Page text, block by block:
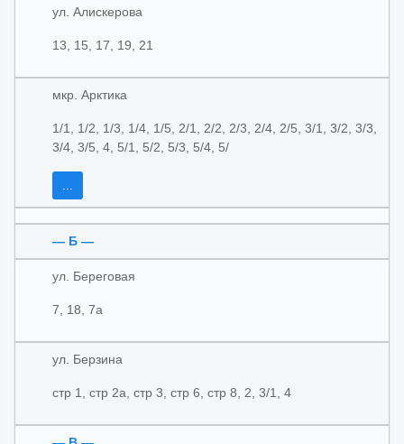
ул. Алискерова
13, 15, 17, 19, 21
мкр. Арктика
1/1, 1/2, 1/3, 1/4, 1/5, 2/1, 2/2, 2/3, 2/4, 2/5, 3/1, 3/2, 3/3,
3/4, 3/5, 4, 5/1, 5/2, 5/3, 5/4, 5/
...
— Б —
ул. Береговая
7, 18, 7а
ул. Берзина
стр 1, стр 2а, стр 3, стр 6, стр 8, 2, 3/1, 4